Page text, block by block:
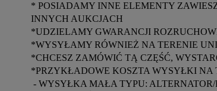
* POSIADAMY INNE ELEMENTY
INNYCH AUKCJACH
*UDZIELAMY GWARANCJI
*WYSYŁAMY RÓWNIEŻ NA TERENIE UNI
*CHCESZ ZAMÓWIĆ TĄ CZĘŚĆ,
*PRZYKŁADOWE KOSZTA WYSYŁKI NA